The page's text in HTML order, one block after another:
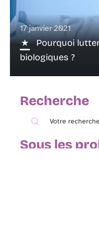
17 janvier 2021
Pourquoi
biologiques ?
Recherche
Sous les